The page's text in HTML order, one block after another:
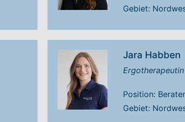
Gebiet:
Jara Habben
Ergotherapeutin
Position:
Gebiet: